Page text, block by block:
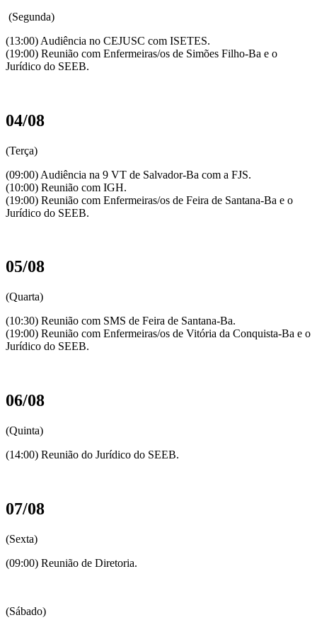
(Segunda)
(13:00) Audiência no CEJUSC com ISETES.
(19:00) Reunião com Enfermeiras/os de Simões Filho-Ba e o
Jurídico do SEEB.
04/08
(Terça)
(09:00) Audiência na 9 VT de Salvador-Ba com a FJS.
(10:00) Reunião com IGH.
(19:00) Reunião com Enfermeiras/os de Feira de Santana-Ba e o
Jurídico do SEEB.
05/08
(Quarta)
(10:30) Reunião com SMS de Feira de Santana-Ba.
(19:00) Reunião com Enfermeiras/os de Vitória da Conquista-Ba e o
Jurídico do SEEB.
06/08
(Quinta)
(14:00) Reunião do Jurídico do SEEB.
07/08
(Sexta)
(09:00) Reunião de Diretoria.
(Sábado)